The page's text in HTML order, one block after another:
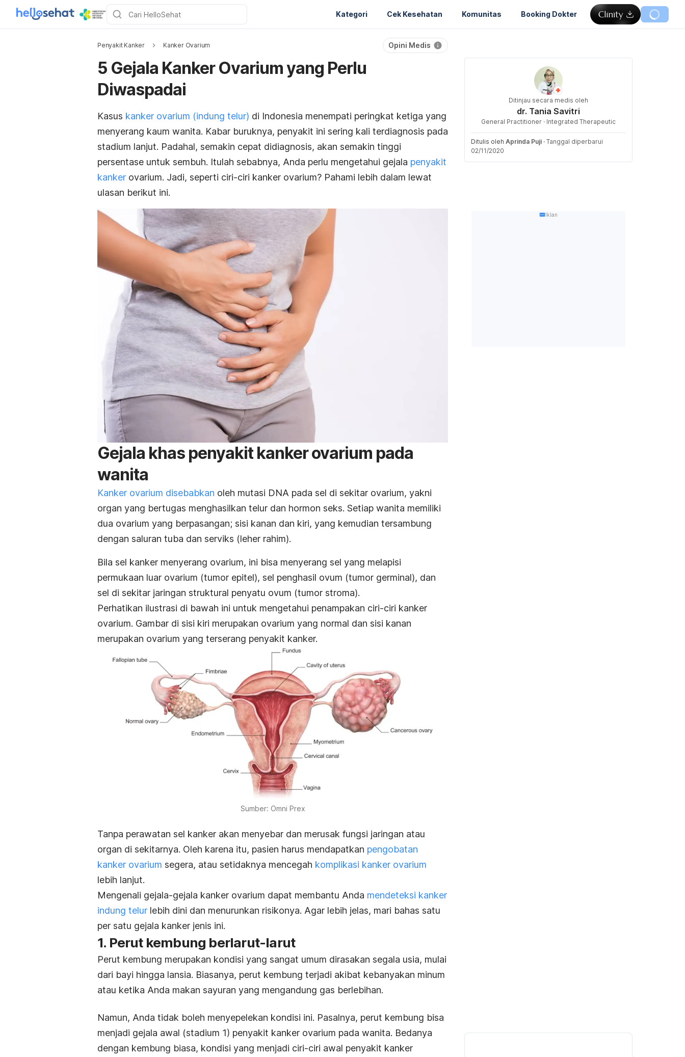
Kategori Cek Kesehatan Komunitas Booking Dokter
Penyakit Kanker Kanker Ovarium Opini Medis
5 Gejala Kanker Ovarium yang Perlu
Diwaspadai
Kasus kanker ovarium (indung telur) di Indonesia menempati peringkat ketiga yang
menyerang kaum wanita. Kabar buruknya, penyakit ini sering kali terdiagnosis pada
stadium lanjut. Padahal, semakin cepat didiagnosis, akan semakin tinggi
persentase untuk sembuh. Itulah sebabnya, Anda perlu mengetahui gejala penyakit
kanker ovarium. Jadi, seperti ciri-ciri kanker ovarium? Pahami lebih dalam lewat
ulasan berikut ini.
Gejala khas penyakit kanker ovarium pada
wanita
Kanker ovarium disebabkan oleh mutasi DNA pada sel di sekitar ovarium, yakni
organ yang bertugas menghasilkan telur dan hormon seks. Setiap wanita memiliki
dua ovarium yang berpasangan; sisi kanan dan kiri, yang kemudian tersambung
dengan saluran tuba dan serviks (leher rahim).
Bila sel kanker menyerang ovarium, ini bisa menyerang sel yang melapisi
permukaan luar ovarium (tumor epitel), sel penghasil ovum (tumor germinal), dan
sel di sekitar jaringan struktural penyatu ovum (tumor stroma).
Perhatikan ilustrasi di bawah ini untuk mengetahui penampakan ciri-ciri kanker
ovarium. Gambar di sisi kiri merupakan ovarium yang normal dan sisi kanan
merupakan ovarium yang terserang penyakit kanker.
Sumber: Omni Prex
Tanpa perawatan sel kanker akan menyebar dan merusak fungsi jaringan atau
organ di sekitarnya. Oleh karena itu, pasien harus mendapatkan pengobatan
kanker ovarium segera, atau setidaknya mencegah komplikasi kanker ovarium
lebih lanjut.
Mengenali gejala-gejala kanker ovarium dapat membantu Anda mendeteksi kanker
indung telur lebih dini dan menurunkan risikonya. Agar lebih jelas, mari bahas satu
per satu gejala kanker jenis ini.
1. Perut kembung berlarut-larut
Perut kembung merupakan kondisi yang sangat umum dirasakan segala usia, mulai
dari bayi hingga lansia. Biasanya, perut kembung terjadi akibat kebanyakan minum
atau ketika Anda makan sayuran yang mengandung gas berlebihan.
Namun, Anda tidak boleh menyepelekan kondisi ini. Pasalnya, perut kembung bisa
menjadi gejala awal (stadium 1) penyakit kanker ovarium pada wanita. Bedanya
dengan kembung biasa, kondisi yang menjadi ciri-ciri awal penyakit kanker
Ditinjau secara medis oleh
dr. Tania Savitri
General Practitioner · Integrated Therapeutic
Ditulis oleh Aprinda Puji · Tanggal diperbarui
02/11/2020
Iklan